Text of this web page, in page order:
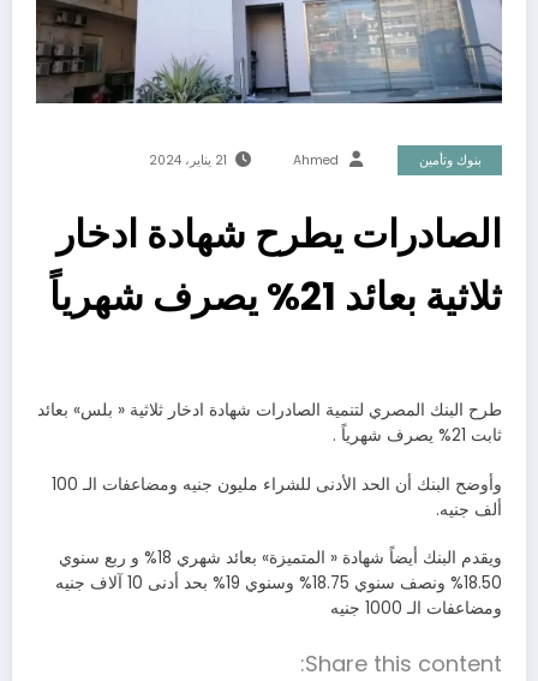
بنوك وتأمين Ahmed 21 يناير، 2024
الصادرات يطرح شهادة ادخار
ثلاثية بعائد 21% يصرف شهرياً
طرح البنك المصري لتنمية الصادرات شهادة ادخار ثلاثية « بلس» بعائد
ثابت 21% يصرف شهرياً .
وأوضح البنك أن الحد الأدنى للشراء مليون جنيه ومضاعفات الـ 100
ألف جنيه.
ويقدم البنك أيضاً شهادة « المتميزة» بعائد شهري 18% و ربع سنوي
18.50% ونصف سنوي 18.75% وسنوي 19% بحد أدنى 10 آلاف جنيه
ومضاعفات الـ 1000 جنيه
Share this content: